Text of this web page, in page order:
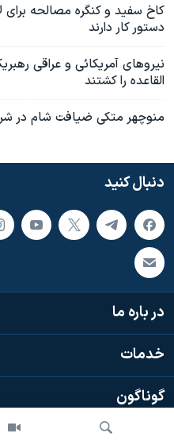
کاخ سفيد و کنگره مصالحه
دستور کار دارند
نيروهای آمريکائی و عراقی
القاعده را کشتند
منوچهر متکی ضيافت شام در
دنبال کنید
در باره ما
خدمات
گوناگون